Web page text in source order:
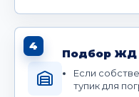
4
Подбор ЖД
Если
тупик для